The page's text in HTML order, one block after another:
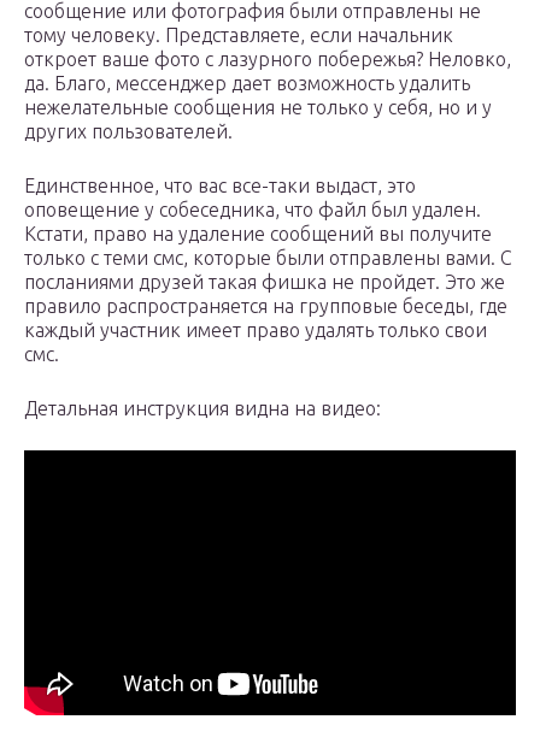
сообщение или фотография были отправлены не
тому человеку. Представляете, если начальник
откроет ваше фото с лазурного побережья? Неловко,
да. Благо, мессенджер дает возможность удалить
нежелательные сообщения не только у себя, но и у
других пользователей.
Единственное, что вас все-таки выдаст, это
оповещение у собеседника, что файл был удален.
Кстати, право на удаление сообщений вы получите
только с теми смс, которые были отправлены вами. С
посланиями друзей такая фишка не пройдет. Это же
правило распространяется на групповые беседы, где
каждый участник имеет право удалять только свои
смс.
Детальная инструкция видна на видео: